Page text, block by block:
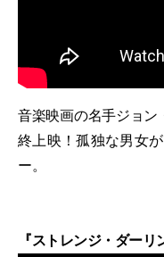
音楽映画の名手ジョン
終上映！孤独な男女
ー。
『ストレンジ・ダーリ